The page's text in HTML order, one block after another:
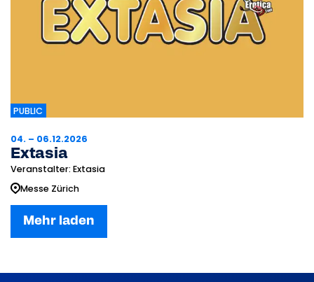
PUBLIC
04. – 06.12.2026
Extasia
Veranstalter: Extasia
Messe Zürich
Mehr laden